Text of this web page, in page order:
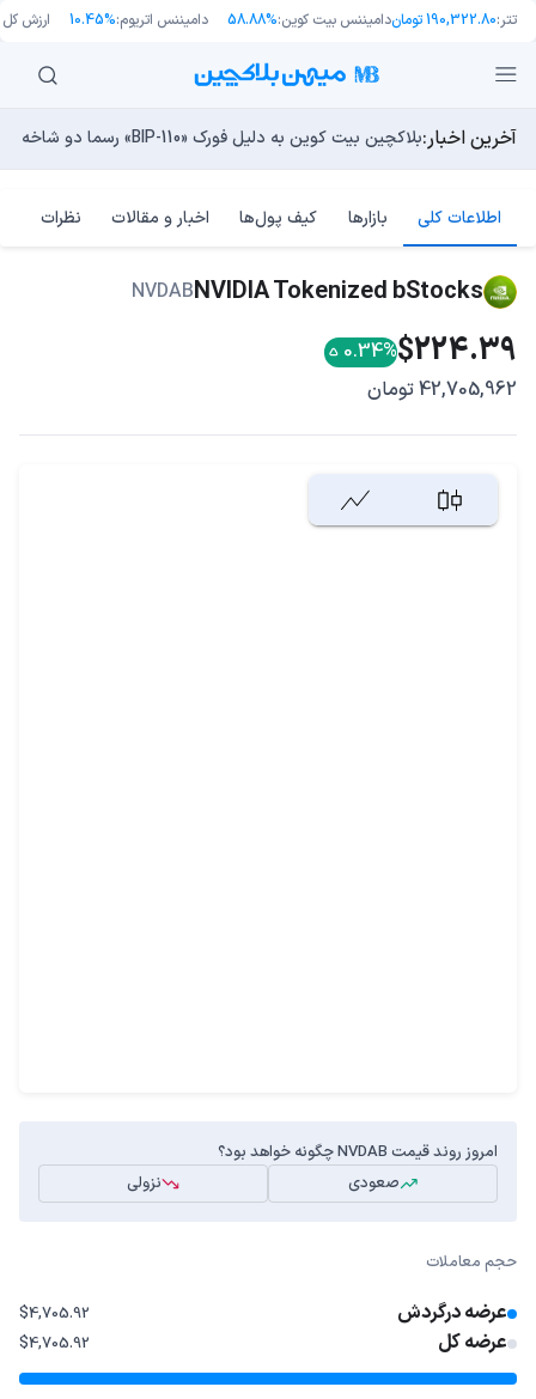
تتر:190,322.80 تومان دامیننس بیت کوین:58.88% دامیننس اتریوم:10.45% ارزش کل
آخرین اخبار:بلاکچین بیت کوین به دلیل فورک «BIP-110» رسما دو شاخه شد!
راه‌های حفظ ارزش پول؛ چگونه قدرت خرید خود را در برابر
طرح جدید EIP-8363: آیا کاهش پاداش استیکینگ به ضرر اتریوم تمام می‌شود؟
چرا هوش مصنوعی اکنون در کوتاه‌مدت تهدیدی فوری‌تر از
مایکل ترپین: متاسفم، بیت‌کوین به سمت ۴۳,۵۰۰ دلار در حال سقوط است
اطلاعات کلی بازارها کیف پول‌ها اخبار و مقالات نظرات
NVIDIA Tokenized bStocks
NVDAB
$224.39
0.34%
42,705,962 تومان
امروز روند قیمت NVDAB چگونه خواهد بود؟
صعودی
نزولی
حجم معاملات
عرضه درگردش $4,705.92
عرضه کل $4,705.92